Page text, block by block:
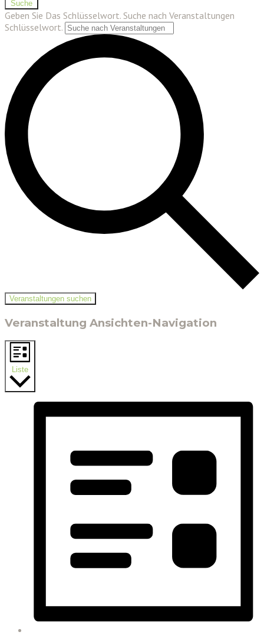
Suche
Geben Sie Das Schlüsselwort. Suche nach Veranstaltungen
Schlüsselwort.
Veranstaltungen suchen
Veranstaltung Ansichten-Navigation
Liste